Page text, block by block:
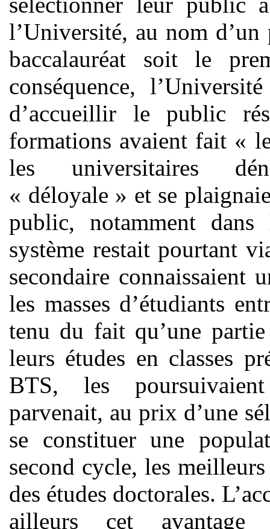
l’Université, au nom
baccalauréat soit le
conséquence,
d’accueillir le public
formations avaient fait «
les universitaires
« déloyale » et se
public, notamment
système restait pourtant
secondaire connaissaient
les masses d’étudiants
tenu du fait qu’une
leurs études en classes
BTS, les
parvenait, au prix d’une
se constituer une
second cycle, les
des études doctorales.
ailleurs cet avantage